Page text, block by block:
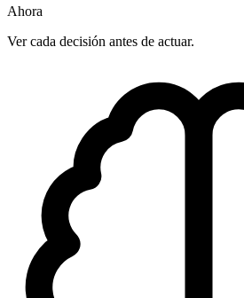
Ahora
Ver cada decisión antes de actuar.